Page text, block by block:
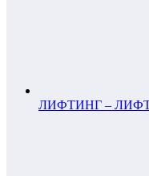
ЛИФТИНГ –